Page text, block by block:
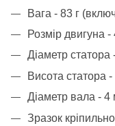
Вага - 83 г
Розмір двигуна
Діаметр
Висота статора
Діаметр вала - 4
Зразок